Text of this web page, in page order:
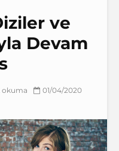
ve
Devam
okuma 01/04/2020